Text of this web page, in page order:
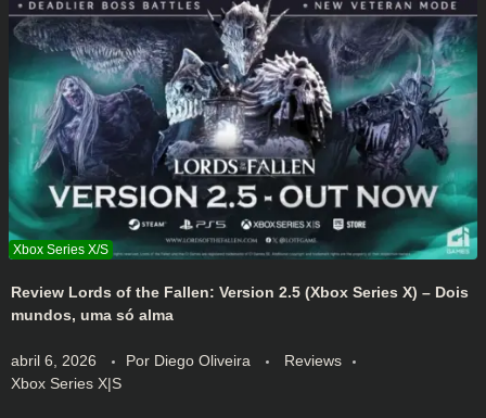
Review Lords of the Fallen: Version 2.5 (Xbox Series X) – Dois
mundos, uma só alma
abril 6, 2026 Por Diego Oliveira
Reviews
Xbox Series X|S